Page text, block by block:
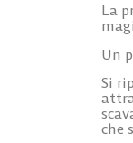
La
Un
Si
che